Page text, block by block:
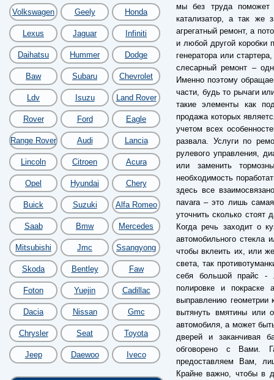
Volkswagen Geely Honda
Lexus Jaguar Infiniti
Daihatsu Hummer Dodge
Baw Subaru Chevrolet
Ldv Isuzu Land Rover
Rover Ford Eagle
Range Rover Audi Lancia
Lincoln Citroen Acura
Opel Hyundai Chery
Buick Suzuki Alfa Romeo
Saab Bmw Mercedes
Mitsubishi Jmc Ssangyong
Skoda Bentley Faw
Foton Yuejin Cadillac
Dacia Nissan Gmc
Chrysler Seat Toyota
Jeep Daewoo Iveco
мы без труда поможет
катализатор, а так же
агрегатный ремонт, а
и любой другой коробки
генератора или
слесарный ремонт –
Именно поэтому
части, будь то рычаги
такие элементы как
продажа которых
учетом всех
развала. Услуги по
рулевого управления,
или заменить
необходимость
здесь все
navara – это лишь
уточнить сколько
Когда речь заходит о
автомобильного стекла
чтобы вклеить их, или
света, так
себя большой прайс -
полировке и покраске
выправлению геометрии
вытянуть вмятины или
автомобиля, а может
дверей и заканчивая
обговорено с Вами.
предоставляем Вам,
Крайне важно, чтобы в